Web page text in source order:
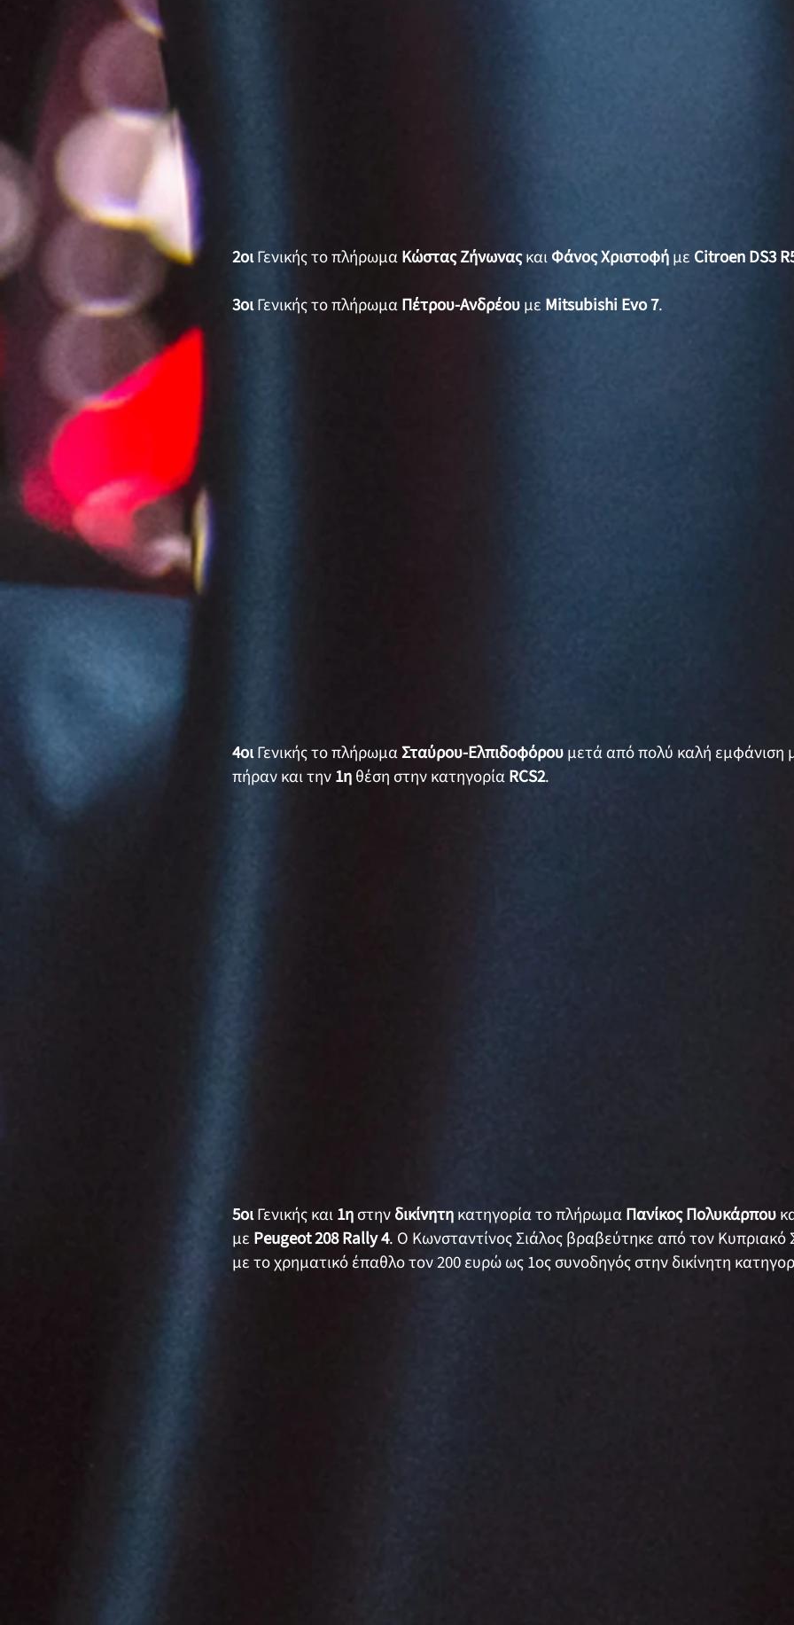
2οιΓενικής το πλήρωμαΚώστας ΖήνωναςκαιΦάνος Χριστοφήμε Citroen DS3
3οιΓενικής το πλήρωμαΠέτρου-Ανδρέουμε Mitsubishi Evo 7.
4οιΓενικής το πλήρωμαΣταύρου-Ελπιδοφόρουμετά από πολύ καλή εμφάνιση
πήραν και την1ηθέση στην κατηγορίαRCS2.
5οιΓενικής και1ηστηνδικίνητηκατηγορία το πλήρωμαΠανίκος Πολυκάρπου
με Peugeot 208 Rally 4. Ο Κωνσταντίνος Σιάλος βραβεύτηκε από τον Κυπριακό
με το χρηματικό έπαθλο τον 200 ευρώ ως 1ος συνοδηγός στην δικίνητη